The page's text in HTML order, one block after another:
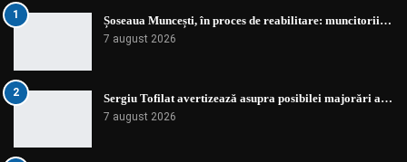
1 Șoseaua Muncești, în proces de reabilitare: muncitorii…
7 august 2026
2 Sergiu Tofilat avertizează asupra posibilei majorări a…
7 august 2026